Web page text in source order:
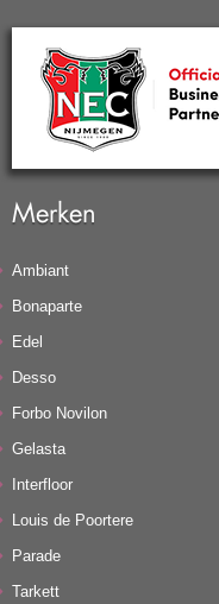
Merken
Ambiant
Bonaparte
Edel
Desso
Forbo Novilon
Gelasta
Interfloor
Louis de Poortere
Parade
Tarkett